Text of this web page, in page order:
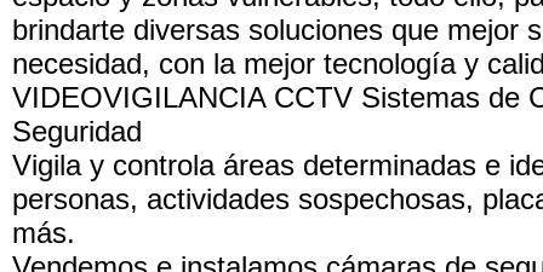
brindarte diversas soluciones que mejor
necesidad, con la mejor tecnología y
VIDEOVIGILANCIA CCTV Sistemas de
Seguridad
Vigila y controla áreas determinadas e
personas, actividades sospechosas,
más.